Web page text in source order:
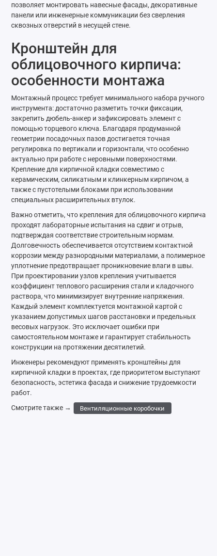
позволяет монтировать навесные фасады, декоративные
панели или инженерные коммуникации без сверления
сквозных отверстий в несущей стене.
Кронштейн для
облицовочного кирпича:
особенности монтажа
Монтажный процесс требует минимального набора ручного
инструмента: достаточно разметить точки фиксации,
закрепить дюбель-анкер и зафиксировать элемент с
помощью торцевого ключа. Благодаря продуманной
геометрии посадочных пазов достигается точная
регулировка по вертикали и горизонтали, что особенно
актуально при работе с неровными поверхностями.
Крепление для кирпичной кладки совместимо с
керамическим, силикатным и клинкерным кирпичом, а
также с пустотелыми блоками при использовании
специальных расширительных втулок.
Важно отметить, что крепления для облицовочного кирпича
проходят лабораторные испытания на сдвиг и отрыв,
подтверждая соответствие строительным нормам.
Долговечность обеспечивается отсутствием контактной
коррозии между разнородными материалами, а полимерное
уплотнение предотвращает проникновение влаги в швы.
При проектировании узлов крепления учитывается
коэффициент теплового расширения стали и кладочного
раствора, что минимизирует внутренние напряжения.
Каждый элемент комплектуется монтажной картой с
указанием допустимых шагов расстановки и предельных
весовых нагрузок. Это исключает ошибки при
самостоятельном монтаже и гарантирует стабильность
конструкции на протяжении десятилетий.
Инженеры рекомендуют применять кронштейны для
кирпичной кладки в проектах, где приоритетом выступают
безопасность, эстетика фасада и снижение трудоемкости
работ.
Смотрите также →
Вентиляционные коробочки